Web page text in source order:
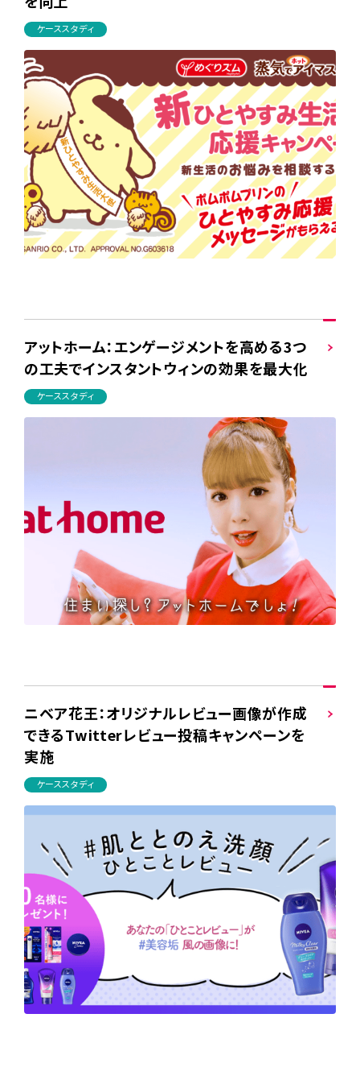
ケーススタディ
アットホーム：エンゲージメントを高める3つ
の工夫でインスタントウィンの効果を最大化
ケーススタディ
ニベア花王：オリジナルレビュー画像が作成
できるTwitterレビュー投稿キャンペーンを
実施
ケーススタディ